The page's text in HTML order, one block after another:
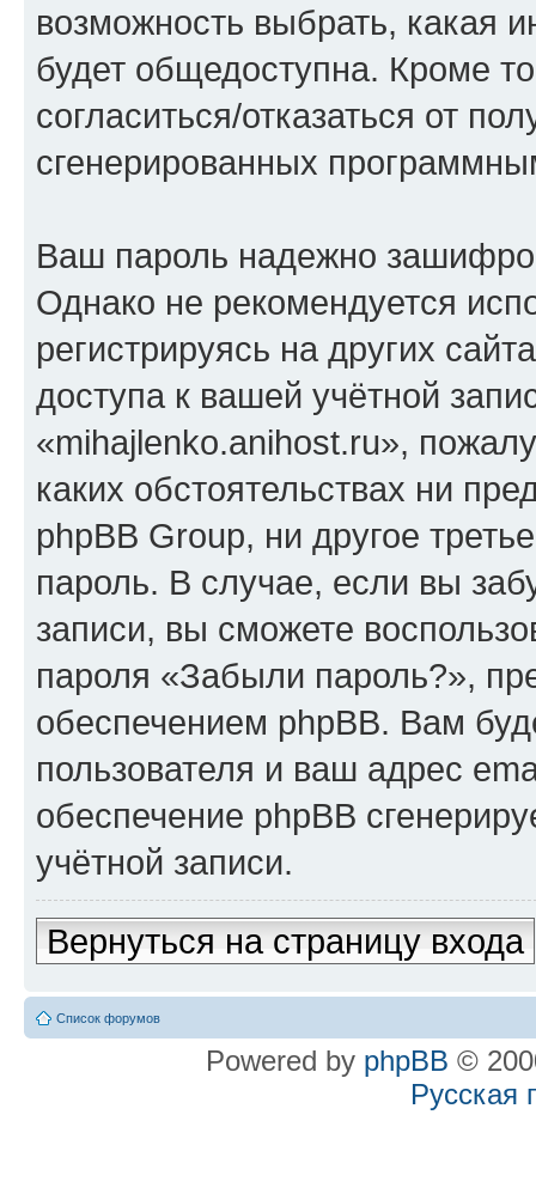
возможность выбрать, какая
будет общедоступна. Кроме
согласиться/отказаться от
сгенерированных
Ваш пароль надежно
Однако не рекомендуется
регистрируясь на других
доступа к вашей учётной
«mihajlenko.anihost.ru»,
каких обстоятельствах ни
phpBB Group, ни другое
пароль. В случае, если вы
записи, вы сможете
пароля «Забыли пароль?»,
обеспечением phpBB. Вам
пользователя и ваш адрес
обеспечение phpBB
учётной записи.
Вернуться на страницу входа
Список форумов
Powered by phpBB ©
Русская